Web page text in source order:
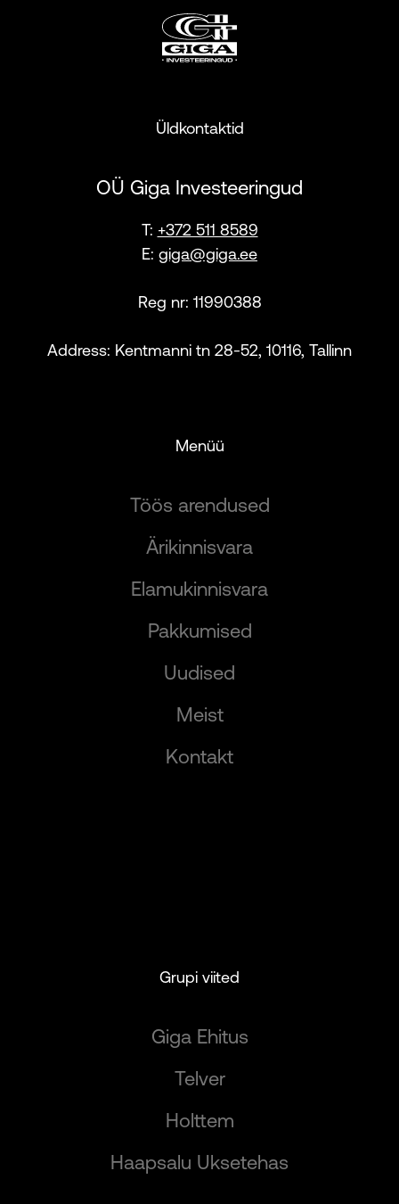
Üldkontaktid
OÜ Giga Investeeringud
T: +372 511 8589
E: giga@giga.ee
Reg nr: 11990388
Address: Kentmanni tn 28-52, 10116, Tallinn
Menüü
Töös arendused
Ärikinnisvara
Elamukinnisvara
Pakkumised
Uudised
Meist
Kontakt
Grupi viited
Giga Ehitus
Telver
Holttem
Haapsalu Uksetehas